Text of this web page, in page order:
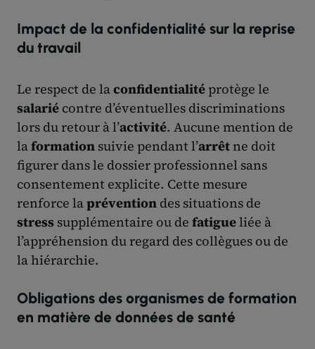
Impact de la confidentialité sur la reprise
du travail
Le respect de laconfidentialité protège le
salarié contre d’éventuelles discriminations
lors du retour à l’activité. Aucune mention de
laformation suivie pendant l’arrêtne doit
figurer dans le dossier professionnel sans
consentement explicite. Cette mesure
renforce laprévention des situations de
stress supplémentaire ou de fatigueliée à
l’appréhension du regard des collègues ou de
la hiérarchie.
Obligations des organismes de formation
en matière de données de santé